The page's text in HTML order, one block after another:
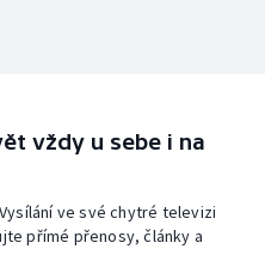
vždy u sebe i na
ve své chytré televizi
přímé přenosy, články a